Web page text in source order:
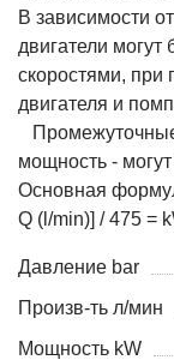
В зависимости
двигатели
скоростями, при
двигателя и
мощность -
Основная
Q (l/min)] / 475 =
Давление bar
Произв-ть л/мин
Мощность kW